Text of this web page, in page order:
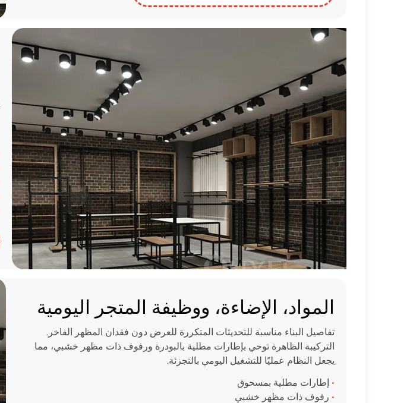
المواد، الإضاءة، ووظيفة المتجر اليومية
تفاصيل البناء مناسبة للتحديثات المتكررة للعرض دون فقدان المظهر الفاخر.
التركيبة الظاهرة توحي بإطارات مطلية بالبودرة ورفوف ذات مظهر خشبي، مما
يجعل النظام عمليًا للتشغيل اليومي بالتجزئة.
• إطارات مطلية بمسحوق
• رفوف ذات مظهر خشبي